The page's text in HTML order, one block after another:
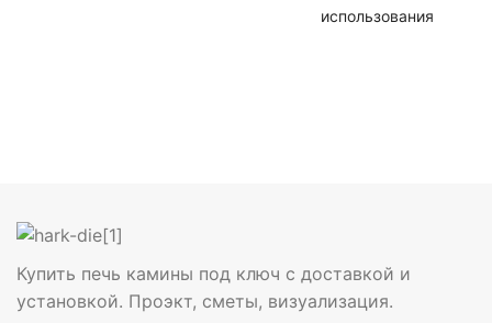
использования
Купить печь камины под ключ с доставкой и
установкой. Проэкт, сметы, визуализация.